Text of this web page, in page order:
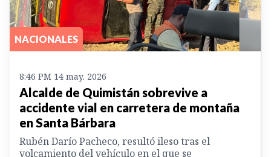
NACIONALES
8:46 PM 14 may. 2026
Alcalde de Quimistán sobrevive a
accidente vial en carretera de montaña
en Santa Bárbara
Rubén Darío Pacheco, resultó ileso tras el
volcamiento del vehículo en el que se